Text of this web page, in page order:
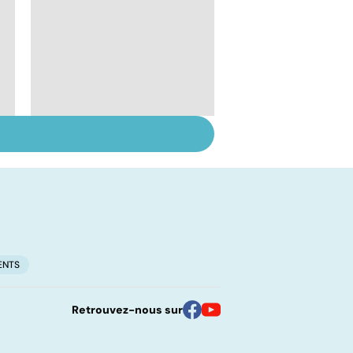
passage à l'acte
Retrouvez-nous sur